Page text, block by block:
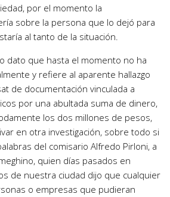
por el momento la
sobre la persona que lo dejó para
al tanto de la situación.
dato que hasta el momento no ha
y refiere al aparente hallazgo
de documentación vinculada a
por una abultada suma de dinero,
los dos millones de pesos,
en otra investigación, sobre todo si
del comisario Alfredo Pirloni, a
quien días pasados en
de nuestra ciudad dijo que cualquier
o empresas que pudieran